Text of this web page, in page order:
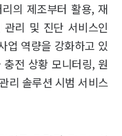
의 제조부터 활용, 재
리 및 진단 서비스인
역량을 강화하고 있
전 상황 모니터링, 원
리 솔루션 시범 서비스